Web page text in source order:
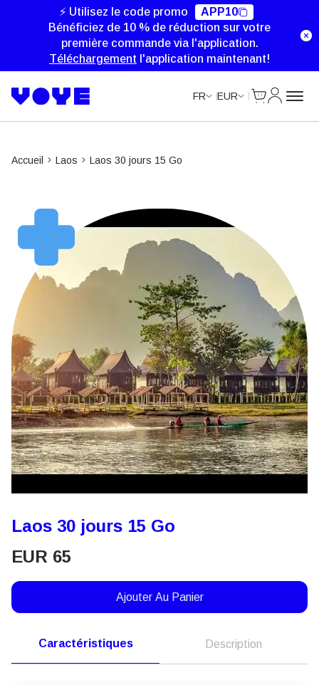
⚡ Utilisez le code promo
APP10
Bénéficiez de 10 % de réduction sur votre
première commande via l'application.
Téléchargement l'application maintenant!
FR EUR
Accueil Laos Laos 30 jours 15 Go
Laos 30 jours 15 Go
EUR 65
Ajouter Au Panier
Caractéristiques Description